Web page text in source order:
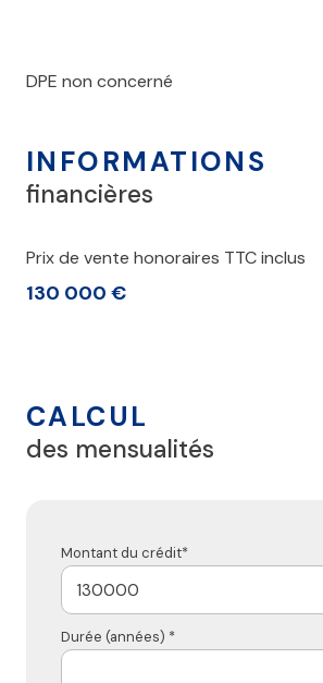
DPE non concerné
INFORMATIONS
financières
Prix de vente honoraires TTC inclus
130 000 €
CALCUL
des mensualités
Montant du crédit*
Durée (années) *